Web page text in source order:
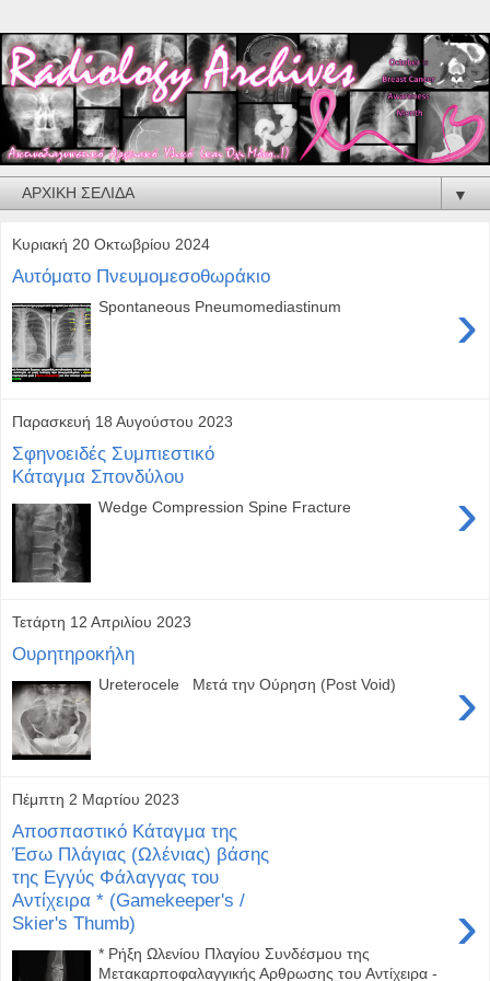
▼
Κυριακή 20 Οκτωβρίου 2024
Αυτόματο Πνευμομεσοθωράκιο
›
Spontaneous Pneumomediastinum
Παρασκευή 18 Αυγούστου 2023
Σφηνοειδές Συμπιεστικό
Κάταγμα Σπονδύλου
›
Wedge Compression Spine Fracture
Τετάρτη 12 Απριλίου 2023
Ουρητηροκήλη
›
Ureterocele Μετά την Ούρηση (Post Void)
Πέμπτη 2 Μαρτίου 2023
Αποσπαστικό Κάταγμα της
Έσω Πλάγιας (Ωλένιας) βάσης
της Εγγύς Φάλαγγας του
Αντίχειρα * (Gamekeeper's /
Skier's Thumb)
›
* Ρήξη Ωλενίου Πλαγίου Συνδέσμου της
Μετακαρποφαλαγγικής Αρθρωσης του Αντίχειρα -